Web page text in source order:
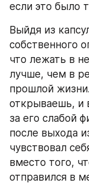
если это было
Выйдя из
собственного
что лежать в
лучше, чем в
прошлой
открываешь, и
за его слабой
после выхода
чувствовал
вместо того,
отправился в